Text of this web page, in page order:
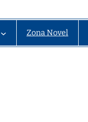
Zona Novel